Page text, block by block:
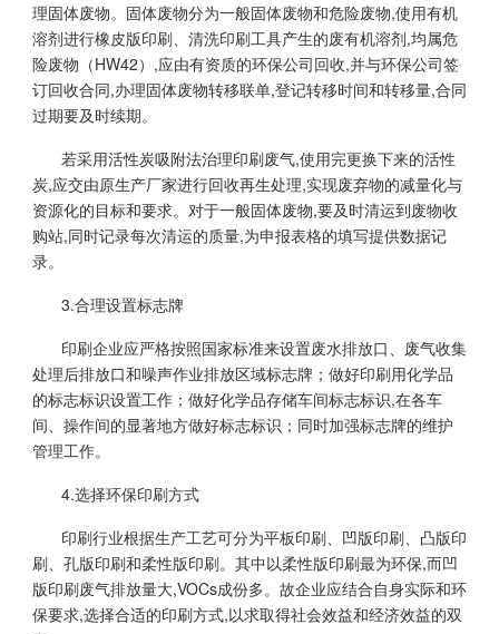
理固体废物。固体废物分为一般固体废物和危险废物,使用有机
溶剂进行橡皮版印刷、清洗印刷工具产生的废有机溶剂,均属危
险废物（HW42）,应由有资质的环保公司回收,并与环保公司签
订回收合同,办理固体废物转移联单,登记转移时间和转移量,合同
过期要及时续期。
若采用活性炭吸附法治理印刷废气,使用完更换下来的活性
炭,应交由原生产厂家进行回收再生处理,实现废弃物的减量化与
资源化的目标和要求。对于一般固体废物,要及时清运到废物收
购站,同时记录每次清运的质量,为申报表格的填写提供数据记
录。
3.合理设置标志牌
印刷企业应严格按照国家标准来设置废水排放口、废气收集
处理后排放口和噪声作业排放区域标志牌；做好印刷用化学品
的标志标识设置工作；做好化学品存储车间标志标识,在各车
间、操作间的显著地方做好标志标识；同时加强标志牌的维护
管理工作。
4.选择环保印刷方式
印刷行业根据生产工艺可分为平板印刷、凹版印刷、凸版印
刷、孔版印刷和柔性版印刷。其中以柔性版印刷最为环保,而凹
版印刷废气排放量大,VOCs成份多。故企业应结合自身实际和环
保要求,选择合适的印刷方式,以求取得社会效益和经济效益的双